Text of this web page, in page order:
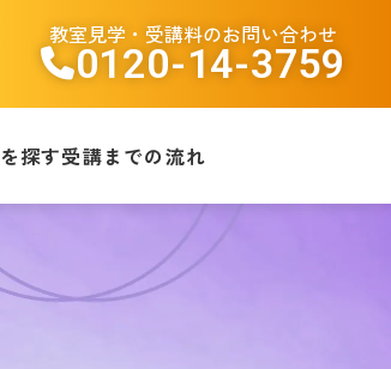
教室見学・受講料のお問い合わせ
0120-14-3759
探す受講までの流れ